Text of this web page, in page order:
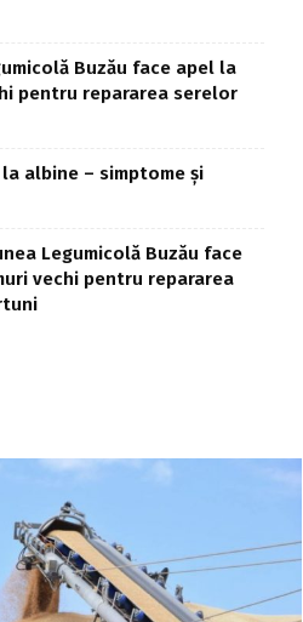
Buzău face apel la
pentru repararea serelor
albine – simptome și
Legumicolă Buzău face
vechi pentru repararea